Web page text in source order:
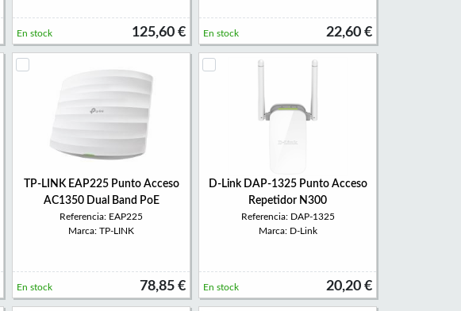
125,60 €
En stock 22,60 €
En stock
TP-LINK EAP225 Punto Acceso
AC1350 Dual Band PoE
Referencia: EAP225
Marca: TP-LINK
78,85 €
En stock
D-Link DAP-1325 Punto Acceso
Repetidor N300
Referencia: DAP-1325
Marca: D-Link
20,20 €
En stock